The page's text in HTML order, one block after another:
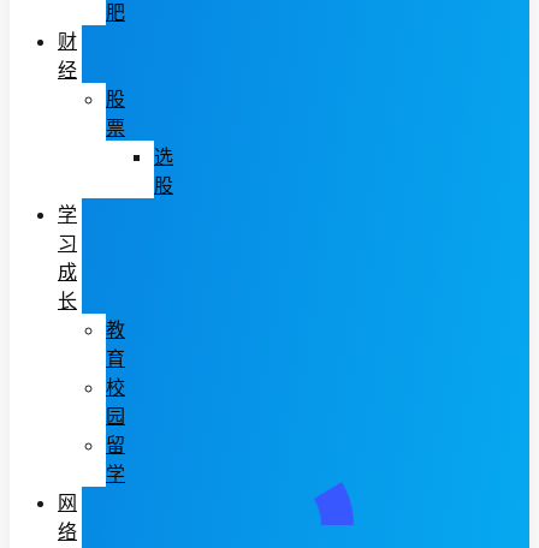
肥
财
经
股
票
选
股
学
习
成
长
教
育
校
园
留
学
网
络